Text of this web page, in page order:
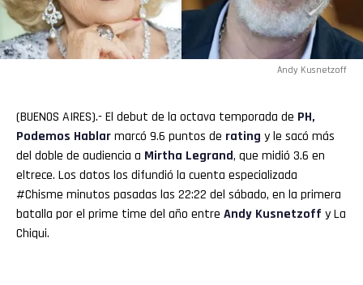
Andy Kusnetzoff
(BUENOS AIRES).- El debut de la octava temporada de PH,
Podemos Hablarmarcó 9.6 puntos de rating y le sacó más
del doble de audiencia a Mirtha Legrand, que midió 3.6 en
eltrece. Los datos los difundió la cuenta especializada
#Chisme minutos pasadas las 22:22 del sábado, en la primera
batalla por el prime time del año entre Andy Kusnetzoff y La
Chiqui.